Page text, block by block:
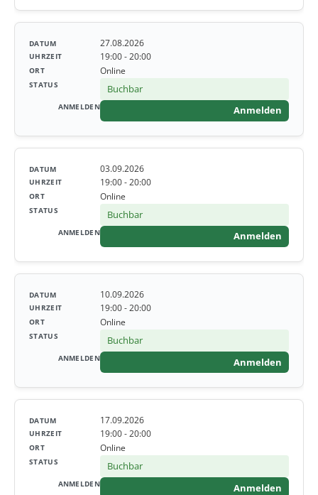
27.08.2026
19:00 - 20:00
Online
Buchbar
Anmelden
03.09.2026
19:00 - 20:00
Online
Buchbar
Anmelden
10.09.2026
19:00 - 20:00
Online
Buchbar
Anmelden
17.09.2026
19:00 - 20:00
Online
Buchbar
Anmelden